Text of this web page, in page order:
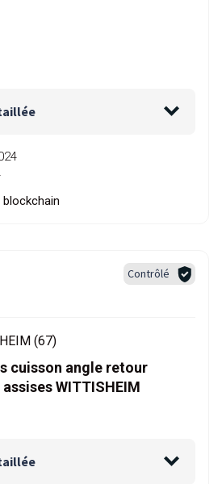
Contrôlé
(67)
cuisson angle retour
WITTISHEIM